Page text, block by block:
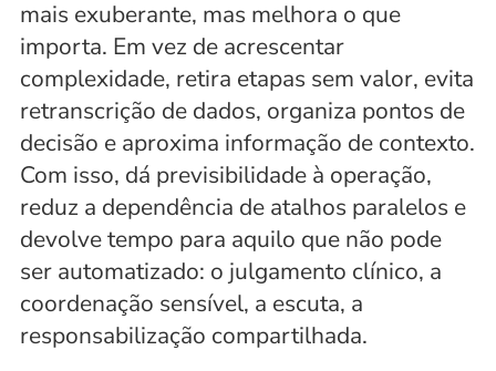
mais exuberante, mas melhora o que
importa. Em vez de acrescentar
complexidade, retira etapas sem valor, evita
retranscrição de dados, organiza pontos de
decisão e aproxima informação de contexto.
Com isso, dá previsibilidade à operação,
reduz a dependência de atalhos paralelos e
devolve tempo para aquilo que não pode
ser automatizado: o julgamento clínico, a
coordenação sensível, a escuta, a
responsabilização compartilhada.